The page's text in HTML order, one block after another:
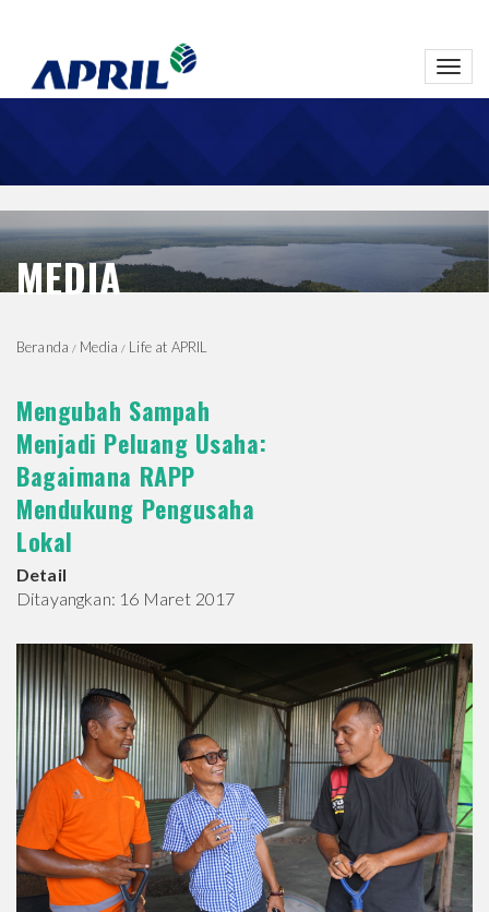
MEDIA
Beranda Media Life at APRIL
Mengubah Sampah
Menjadi Peluang Usaha:
Bagaimana RAPP
Mendukung Pengusaha
Lokal
Detail
Ditayangkan: 16 Maret 2017